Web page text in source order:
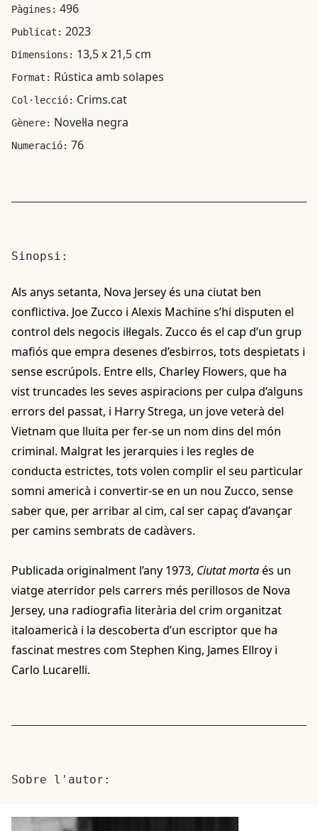
Pàgines: 496
Publicat: 2023
Dimensions: 13,5 x 21,5 cm
Format: Rústica amb solapes
Col·lecció: Crims.cat
Gènere: Novel·la negra
Numeració: 76
Sinopsi:
Als anys setanta, Nova Jersey és una ciutat ben
conflictiva. Joe Zucco i Alexis Machine s’hi disputen el
control dels negocis il·legals. Zucco és el cap d’un grup
mafiós que empra desenes d’esbirros, tots despietats i
sense escrúpols. Entre ells, Charley Flowers, que ha
vist truncades les seves aspiracions per culpa d’alguns
errors del passat, i Harry Strega, un jove veterà del
Vietnam que lluita per fer-se un nom dins del món
criminal. Malgrat les jerarquies i les regles de
conducta estrictes, tots volen complir el seu particular
somni americà i convertir-se en un nou Zucco, sense
saber que, per arribar al cim, cal ser capaç d’avançar
per camins sembrats de cadàvers.
Publicada originalment l’any 1973, Ciutat mortaés un
viatge aterridor pels carrers més perillosos de Nova
Jersey, una radiografia literària del crim organitzat
italoamericà i la descoberta d’un escriptor que ha
fascinat mestres com Stephen King, James Ellroy i
Carlo Lucarelli.
Sobre l'autor: